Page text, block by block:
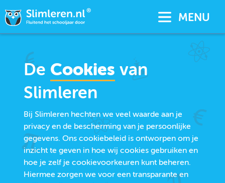
MENU
De Cookies van
Slimleren
Bij Slimleren hechten we veel waarde aan je
privacy en de bescherming van je persoonlijke
gegevens. Ons cookiebeleid is ontworpen om je
inzicht te geven in hoe wij cookies gebruiken en
hoe je zelf je cookievoorkeuren kunt beheren.
Hiermee zorgen we voor een transparante en